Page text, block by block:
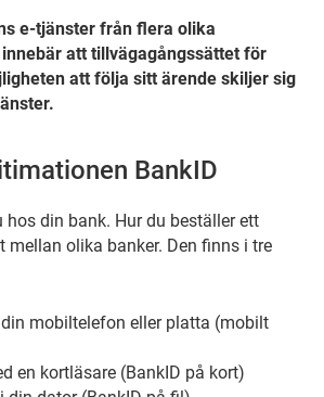
e-tjänster från flera olika
att tillvägagångssättet för
att följa sitt ärende skiljer sig
BankID
hos din bank. Hur du beställer ett
mellan olika banker. Den finns i tre
mobiltelefon eller platta (mobilt
en kortläsare (BankID på kort)